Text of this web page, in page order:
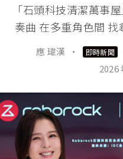
「石頭科技清潔萬事
奏曲 在多重角色間
應 瑋漢 · 即時新聞
2026